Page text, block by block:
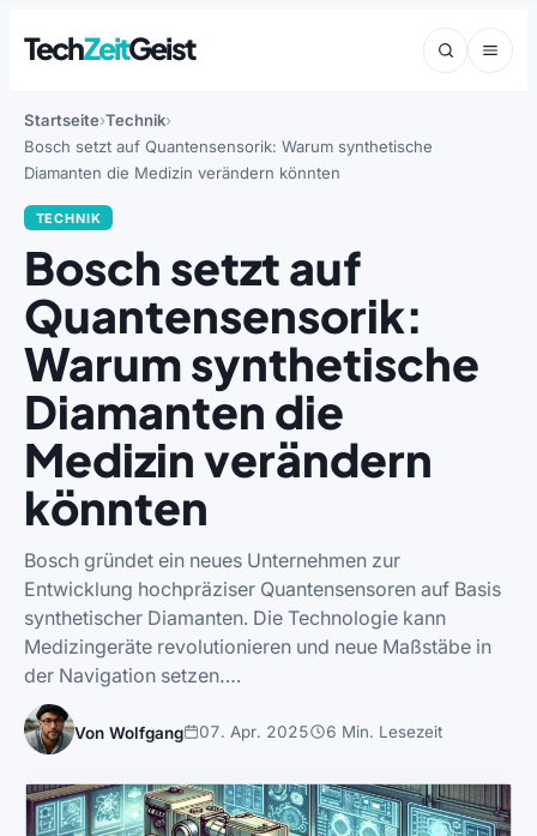
TechZeitGeist
Startseite Technik
Bosch setzt auf Quantensensorik: Warum synthetische
Diamanten die Medizin verändern könnten
TECHNIK
Bosch setzt auf
Quantensensorik:
Warum synthetische
Diamanten die
Medizin verändern
könnten
Bosch gründet ein neues Unternehmen zur
Entwicklung hochpräziser Quantensensoren auf Basis
synthetischer Diamanten. Die Technologie kann
Medizingeräte revolutionieren und neue Maßstäbe in
der Navigation setzen….
Von Wolfgang 07. Apr. 2025 6 Min. Lesezeit